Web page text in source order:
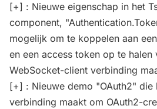
[+] : Nieuwe eigenschap in het
component,
mogelijk om te koppelen aan
en een access token op te halen
WebSocket-client verbinding
[+] : Nieuwe demo "OAuth2" die
verbinding maakt om OAuth2-